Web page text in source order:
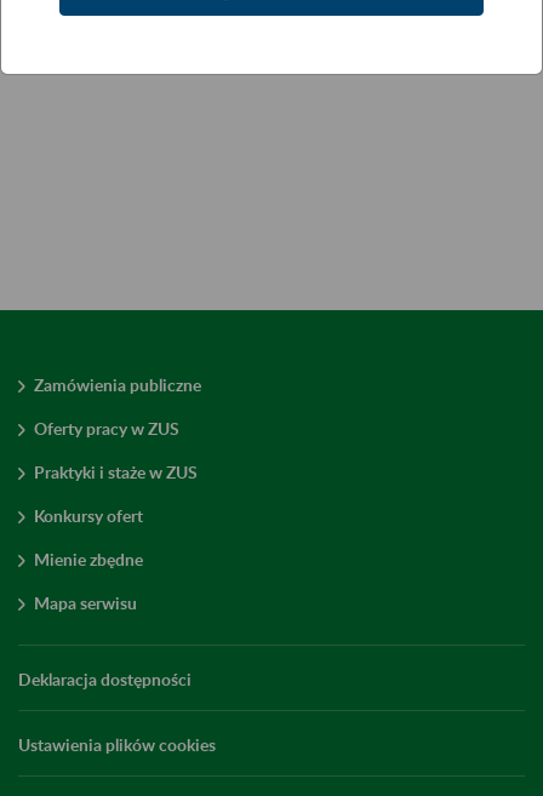
Zamówienia publiczne
Oferty pracy w ZUS
Praktyki i staże w ZUS
Konkursy ofert
Mienie zbędne
Mapa serwisu
Deklaracja dostępności
Ustawienia plików cookies